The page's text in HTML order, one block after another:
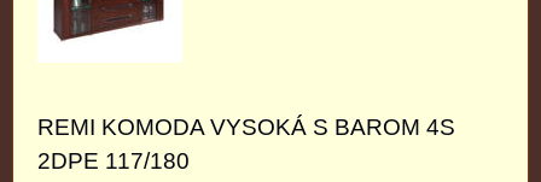
REMI KOMODA VYSOKÁ S BAROM 4S
2DPE 117/180